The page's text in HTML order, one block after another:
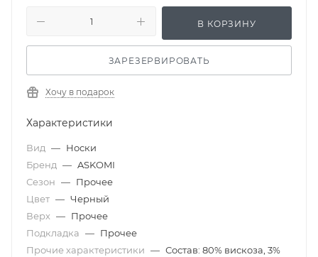
В КОРЗИНУ
ЗАРЕЗЕРВИРОВАТЬ
Хочу в подарок
Характеристики
Вид — Носки
Бренд — ASKOMI
Сезон — Прочее
Цвет — Черный
Верх — Прочее
Подкладка — Прочее
Прочие характеристики — Состав: 80% вискоза, 3%